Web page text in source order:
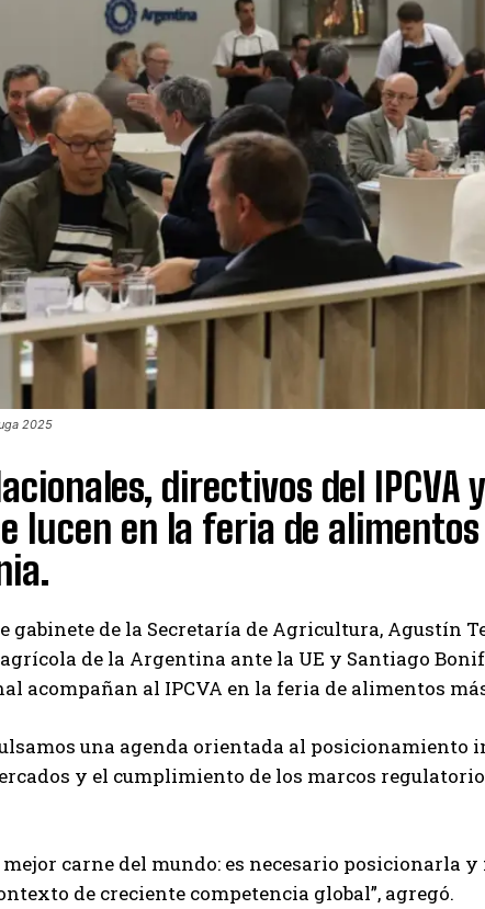
2025
directivos del IPCVA
lucen en la feria de
gabinete de la Secretaría de Agricultura, Agustín
de la Argentina ante la UE y Santiago
acompañan al IPCVA en la feria de alimentos
una agenda orientada al
y el cumplimiento de los marcos
carne del mundo: es necesario posicionarla
de creciente competencia global”, agregó.